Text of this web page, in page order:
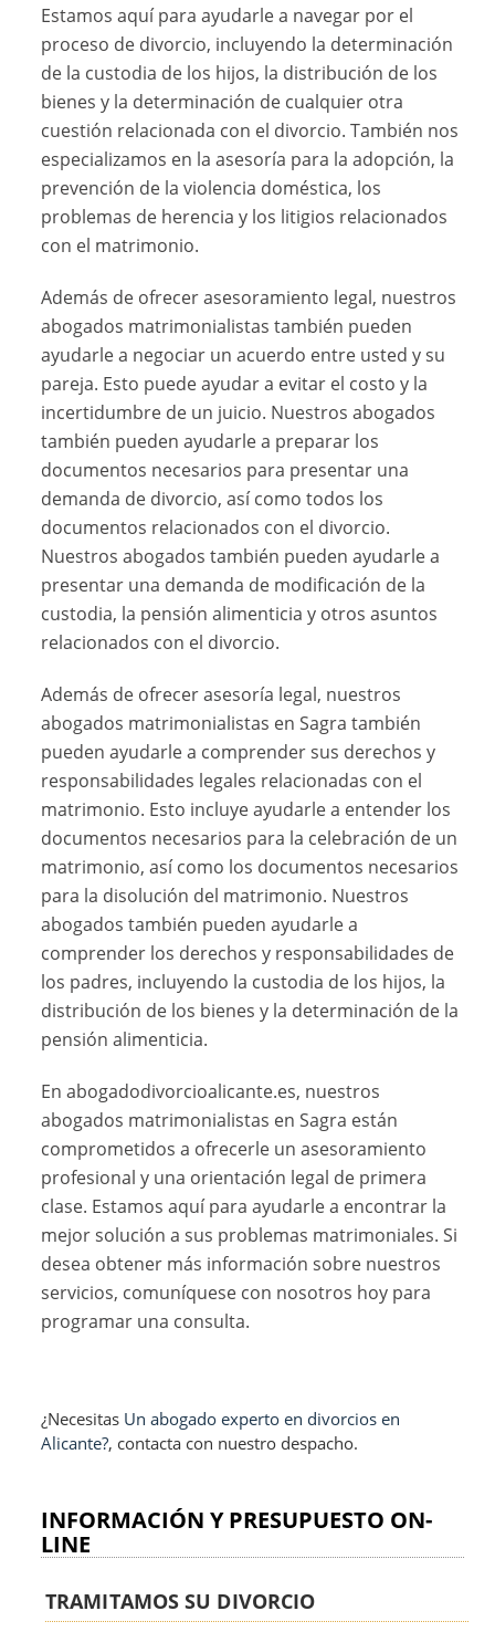
Estamos aquí para ayudarle a navegar por el
proceso de divorcio, incluyendo la determinación
de la custodia de los hijos, la distribución de los
bienes y la determinación de cualquier otra
cuestión relacionada con el divorcio. También nos
especializamos en la asesoría para la adopción, la
prevención de la violencia doméstica, los
problemas de herencia y los litigios relacionados
con el matrimonio.
Además de ofrecer asesoramiento legal, nuestros
abogados matrimonialistas también pueden
ayudarle a negociar un acuerdo entre usted y su
pareja. Esto puede ayudar a evitar el costo y la
incertidumbre de un juicio. Nuestros abogados
también pueden ayudarle a preparar los
documentos necesarios para presentar una
demanda de divorcio, así como todos los
documentos relacionados con el divorcio.
Nuestros abogados también pueden ayudarle a
presentar una demanda de modificación de la
custodia, la pensión alimenticia y otros asuntos
relacionados con el divorcio.
Además de ofrecer asesoría legal, nuestros
abogados matrimonialistas en Sagra también
pueden ayudarle a comprender sus derechos y
responsabilidades legales relacionadas con el
matrimonio. Esto incluye ayudarle a entender los
documentos necesarios para la celebración de un
matrimonio, así como los documentos necesarios
para la disolución del matrimonio. Nuestros
abogados también pueden ayudarle a
comprender los derechos y responsabilidades de
los padres, incluyendo la custodia de los hijos, la
distribución de los bienes y la determinación de la
pensión alimenticia.
En abogadodivorcioalicante.es, nuestros
abogados matrimonialistas en Sagra están
comprometidos a ofrecerle un asesoramiento
profesional y una orientación legal de primera
clase. Estamos aquí para ayudarle a encontrar la
mejor solución a sus problemas matrimoniales. Si
desea obtener más información sobre nuestros
servicios, comuníquese con nosotros hoy para
programar una consulta.
¿Necesitas Un abogado experto en divorcios en
Alicante?, contacta con nuestro despacho.
INFORMACIÓN Y PRESUPUESTO ON-
LINE
TRAMITAMOS SU DIVORCIO